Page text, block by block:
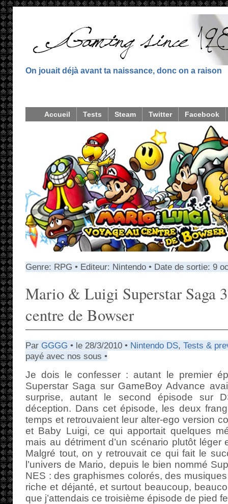
On jouait déjà avant ta naissance, donc on a raison
Accueil Tests Steam Twitter Facebook
Genre: RPG • Editeur: Nintendo • Date de sortie: 9
Mario & Luigi Superstar Saga
centre de Bowser
Par GGGG • le 28/3/2010 • Nintendo DS, Tests &
payé avec nos sous •
Je dois le confesser : autant le premier
Superstar Saga sur GameBoy Advance
surprise, autant le second épisode sur
déception. Dans cet épisode, les deux
temps et retrouvaient leur alter-ego version
et Baby Luigi, ce qui apportait quelques
mais au détriment d’un scénario plutôt léger
Malgré tout, on y retrouvait ce qui fait le
l’univers de Mario, depuis le bien nommé
NES : des graphismes colorés, des
riche et déjanté, et surtout beaucoup,
que j’attendais ce troisième épisode de pied